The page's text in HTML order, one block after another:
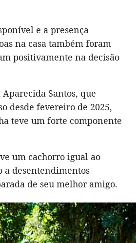
e a presença
na casa também foram
positivamente na decisão
Santos, que
desde fevereiro de 2025,
teve um forte componente
um cachorro igual ao
a desentendimentos
de seu melhor amigo.